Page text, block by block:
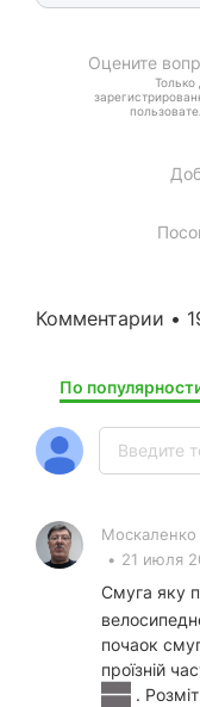
Оцените
Только
Комментарии •
По
Москаленко
• 21 июля
Смуга яку
почаок
проїзній
.